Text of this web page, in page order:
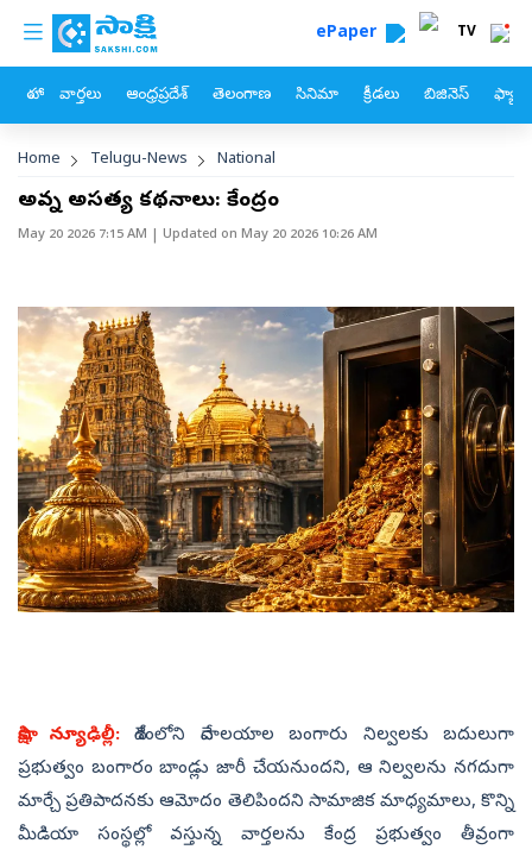
Skip to main content
custom menu ePaper TV
హోం వార్తలు ఆంధ్రప్రదేశ్ తెలంగాణ సినిమా క్రీడలు బిజినెస్
Breadcrumb
Home Telugu-News National
అవన్నీ అసత్య కథనాలు: కేంద్రం
May 20 2026 7:15 AM | Updated on May 20 2026 10:26 AM
సాక్షి, న్యూఢిల్లీ:దేశంలోని దేవాలయాల బంగారు నిల్వలకు బదులుగా
ప్రభుత్వం బంగారం బాండ్లు జారీ చేయనుందని, ఆ నిల్వలను నగదుగా
మార్చే ప్రతిపాదనకు ఆమోదం తెలిపిందని సామాజిక మాధ్యమాలు, కొన్ని
మీడియా సంస్థల్లో వస్తున్న వార్తలను కేంద్ర ప్రభుత్వం తీవ్రంగా